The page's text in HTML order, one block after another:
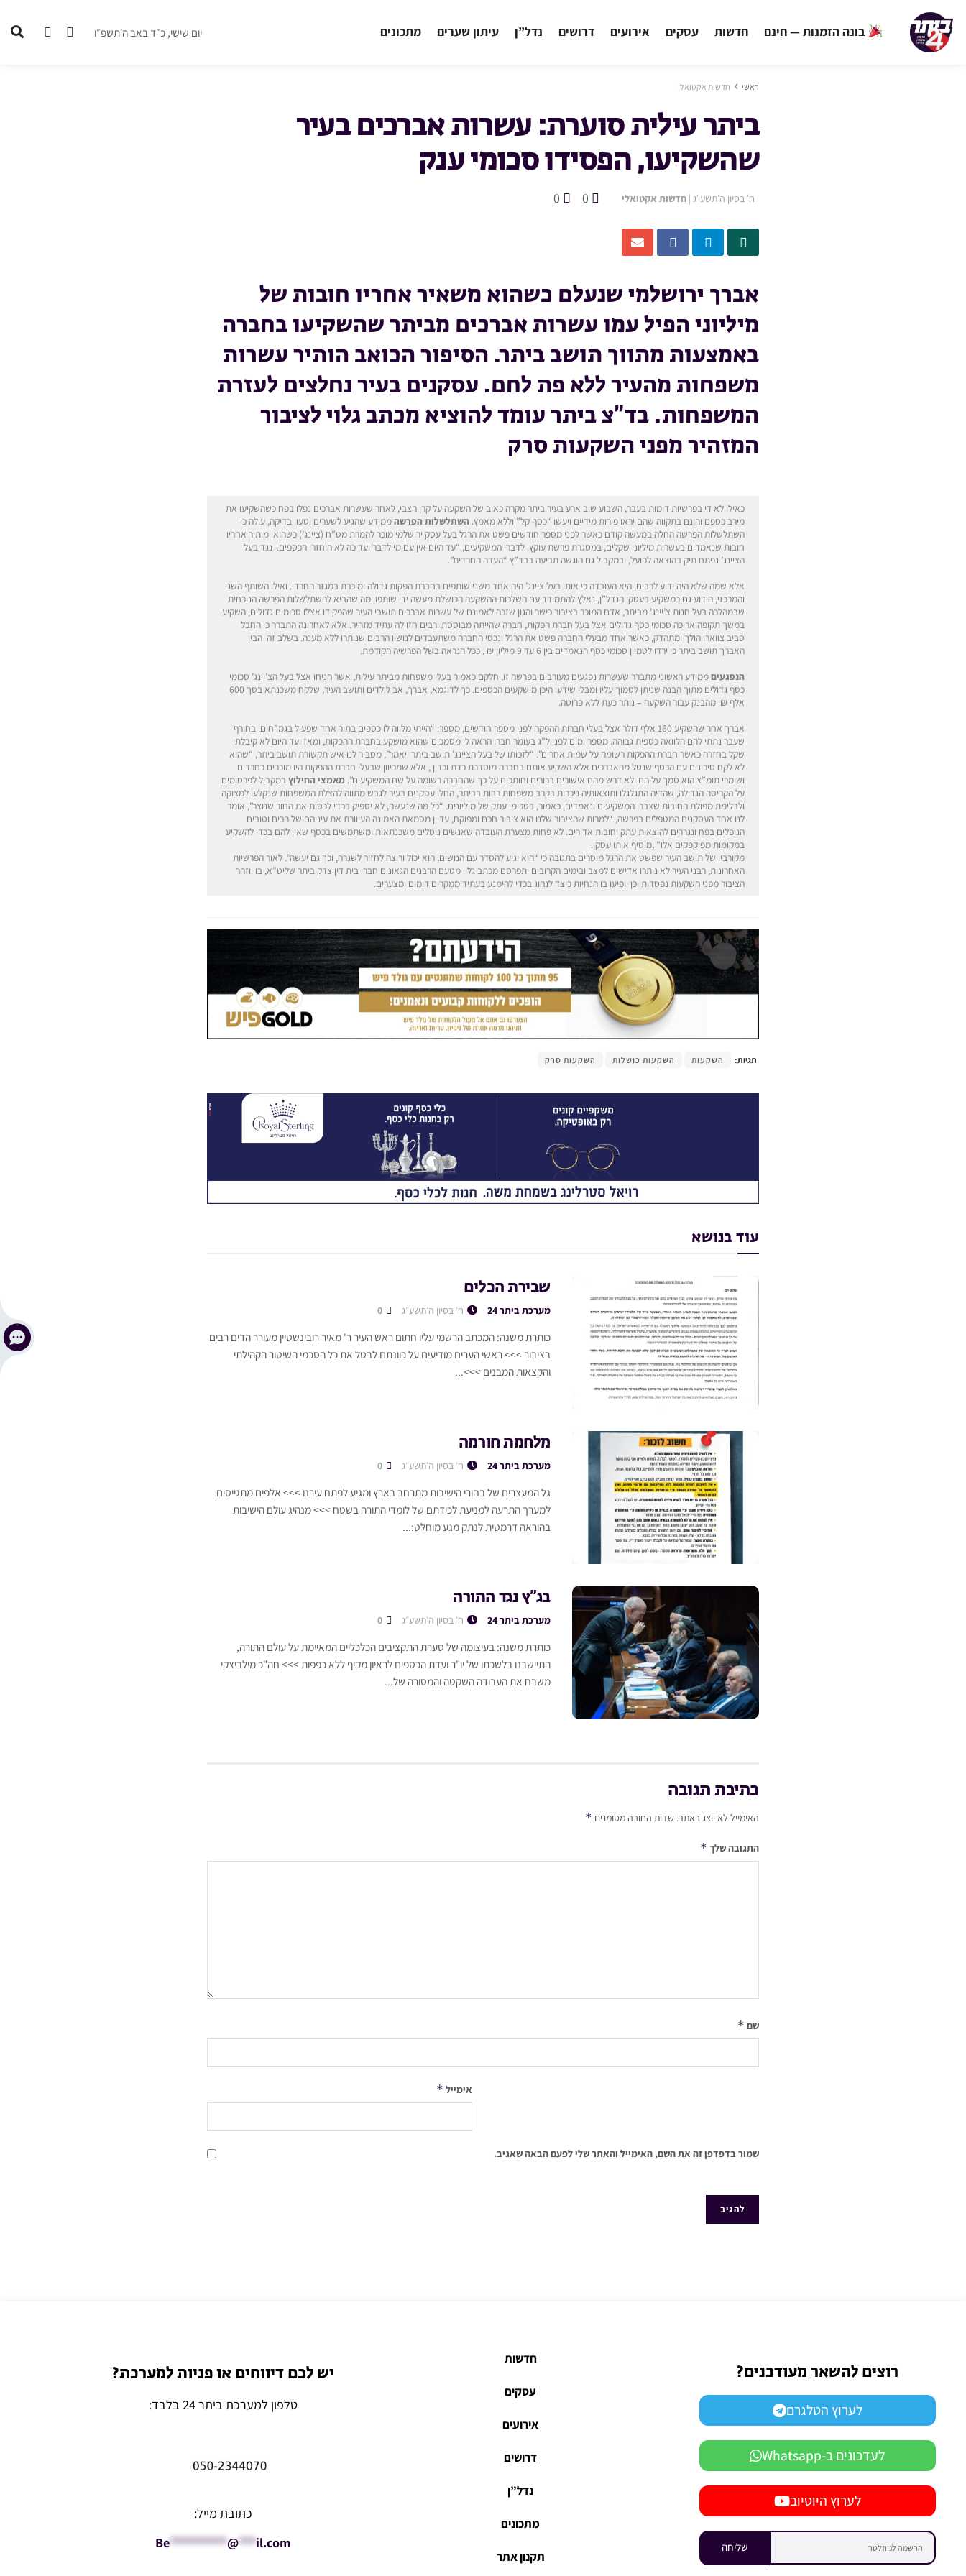
בונה הזמנות — חינם חדשות עסקים אירועים דרושים נדל”ן עיתון שערים מתכונים יום שישי, כ״ד באב ה׳תשפ״ו
ראשי חדשות אקטואלי
ביתר עילית סוערת: עשרות אברכים בעיר
שהשקיעו, הפסידו סכומי ענק
ח׳ בסיון ה׳תשע״ג | חדשות אקטואלי 0
0
אברך ירושלמי שנעלם כשהוא משאיר אחריו חובות של
מיליוני הפיל עמו עשרות אברכים מביתר שהשקיעו בחברה
באמצעות מתווך תושב ביתר. הסיפור הכואב הותיר עשרות
משפחות מהעיר ללא פת לחם. עסקנים בעיר נחלצים לעזרת
המשפחות. בד”צ ביתר עומד להוציא מכתב גלוי לציבור
המזהיר מפני השקעות סרק
כאילו לא די בפרשיות דומות בעבר, השבוע שוב ארע בעיר ביתר מקרה כאוב של השקעה על קרן הצבי, לאחר שעשרות אברכים נפלו בפח כשהשקיעו את
מירב כספם והונם בתקווה שהם יראו פירות מידיים ויעשו “כסף קל” וללא מאמץ. השתלשלות הפרשהממידע שהגיע לשערים וטעון בדיקה, עולה כי
השתלשלות הפרשה החלה במעשה קודם כאשר לפני מספר חודשים פשט את הרגל בעל עסק ירושלמי מוכר להמרת מט”ח (ציינג’) כשהוא מותיר אחריו
חובות שנאמדים בעשרות מיליוני שקלים, במסגרת פרשת עוקץ. לדברי המשקיעים, “עד היום אין עם מי לדבר ועד כה לא הוחזרו הכספים. נגד בעל
הציינג’ נפתח תיק בהוצאה לפועל, ובמקביל גם הוגשה תביעה בבד”ץ “העדה החרדית”.
אלא שמה שלא היה ידוע לרבים, היא העובדה כי אותו בעל ציינג’ היה אחד משני שותפים בחברת הפקות גדולה ומוכרת במגזר החרדי. ואילו השותף השני
והמרכזי, הידוע גם כמשקיע בעסקי הנדל”ן, נאלץ להתמודד עם השלכות ההשקעה הכושלת מעשה ידי שותפו, מה שהביא להשתלשלות הפרשה הנוכחית
שבמהלכה בעל חנות צ’יינג’ מביתר, אדם המוכר בציבור כישר והגון שזכה לאמונם של עשרות אברכים תושבי העיר שהפקידו אצלו סכומים גדולים, השקיע
במשך תקופה ארוכה סכומי כסף גדולים אצל בעל חברת הפקות, חברה שהייתה מבוססת ורבים חזו לה עתיד מזהיר. אלא לאחרונה התברר כי החבל
סביב צווארו הולך ומתהדק, כאשר אחד מבעלי החברה פשט את הרגל ונכסי החברה משתעבדים לנושיו הרבים שנותרו ללא מענה. בשלב זה הבין
האברך תושב ביתר כי ירדו לטמיון סכומי כסף הנאמדים בין 6 עד 9 מיליון ₪ , ככל הנראה בשל הפרשיה הקודמת.
הנפגעיםממידע ראשוני מתברר שעשרות נפגעים מעורבים בפרשה זו, חלקם כאמור בעלי משפחות מביתר עילית, אשר הניחו אצל בעל הצ’יינג’ סכומי
כסף גדולים מתוך הבנה שניתן לסמוך עליו ומבלי שידעו היכן מושקעים הכספים. כך לדוגמא, אברך, אב לילדים ותושב העיר, שלקח משכנתא בסך 600
אלף ₪ מהבנק עבור השקעה – נותר כעת ללא פרוטה.
אברך אחר שהשקיע 160 אלף דולר אצל בעלי חברות ההפקה לפני מספר חודשים, מספר: “הייתי מלווה לו כספים בתור אחד שפעיל בגמ”חים. בחורף
שעבר נתתי להם הלוואה כספית גבוהה. מספר ימים לפני ל”ג בעומר חברו הראה לי מסמכים שהוא מושקע בחברת ההפקות, ומאז ועד היום לא קיבלתי
שקל בחזרה כאשר חברת ההפקות רשומה על שמות אחרים”. “לזכותו של בעל הציינג’ תושב ביתר ייאמר”, מסביר לנו איש תקשורת תושב ביתר, “שהוא
לא לקח סיכונים עם הכסף שנטל מהאברכים אלא השקיע אותם בחברה מוסדרת כדת וכדין , אלא שמכיוון שבעלי חברת ההפקות היו מוכרים כחרדים
ושומרי תומ”צ הוא סמך עליהם ולא דרש מהם אישורים ברורים וחותכים על כך שהחברה רשומה על שם המשקיעים”. מאמצי החילוץ במקביל לפרסומים
על הקריסה הגדולה, שהדיה התגלגלו ותוצאותיה ניכרות בקרב משפחות רבות בביתר, החלו עסקנים בעיר לגבש מתווה להצלת המשפחות שנקלעו למצוקה
ולבלימת מפולת החובות שצברו המשקיעים ונאמדים, כאמור, בסכומי עתק של מיליונים. “כל מה שנעשה, לא יספיק בכדי לכסות את החור שנוצר”, אומר
לנו אחד העסקנים המטפלים בפרשה, “למרות שהציבור שלנו הוא ציבור חכם ומפוקח, עדיין מסמאת האמונה העיוורת את עיניהם של רבים וטובים
הנופלים בפח ונגררים להוצאות עתק וחובות אדירים. לא פחות מצערת העובדה שאנשים נוטלים משכנתאות ומשתמשים בכסף שאין להם בכדי להשקיע
במקומות מפוקפקים אלו” ,מוסיף אותו עסקן.
מקורביו של תושב העיר שפשט את הרגל מוסרים בתגובה כי “הוא יגיע להסדר עם הנושים, הוא יכול ורוצה לחזור לשגרה, וכך גם יעשה”. לאור הפרשיות
האחרונות, רבני העיר לא נותרו אדישים למצב ובימים הקרובים יתפרסם מכתב גלוי מטעם הרבנים הגאונים חברי בית דין צדק ביתר שליט”א, בו יוזהר
הציבור מפני השקעות נפסדות וכן יופיעו בו הנחיות כיצד לנהוג בכדי להימנע בעתיד ממקרים דומים ומצערים.
תגיות: השקעות השקעות כושלות השקעות סרק
עוד בנושא
שבירת הכלים
מערכת ביתר 24 ח׳ בסיון ה׳תשע״ג
כותרת משנה: המכתב הרשמי עליו חתום ראש העיר ר' מאיר רובינשטיין מעורר הדים רבים
בציבור >>> ראשי הערים מודיעים על כוונתם לבטל את כל הסכמי השיטור הקהילתי
והקצאות המבנים >>>...
מלחמת חורמה
מערכת ביתר 24 ח׳ בסיון ה׳תשע״ג
גל המעצרים של בחורי הישיבות מתרחב בארץ ומגיע לפתח עירנו >>> אלפים מתגייסים
למערך התרעה למניעת לכידתם של לומדי התורה בשטח >>> מנהיג עולם הישיבות
בהוראה דרמטית לנתק מגע מוחלט:...
בג”ץ נגד התורה
מערכת ביתר 24 ח׳ בסיון ה׳תשע״ג
כותרת משנה: בעיצומה של סערת התקציבים הכלכליים המאיימת על עולם התורה,
התיישבנו בלשכתו של יו"ר ועדת הכספים לראיון מקיף ללא כפפות >>> חה"כ מילביצקי
משבח את העבודה השקטה והמסורה של...
כתיבת תגובה
האימייל לא יוצג באתר. שדות החובה מסומנים *
התגובה שלך *
שם *
אימייל *
שמור בדפדפן זה את השם, האימייל והאתר שלי לפעם הבאה שאגיב.
רוצים להשאר מעודכנים?
לערוץ הטלגרם
לעדכונים ב-Whatsapp
לערוץ היוטיוב
שליחה
חדשות
עסקים
אירועים
דרושים
נדל”ן
מתכונים
תקנון אתר
יש לכם דיווחים או פניות למערכת?
טלפון למערכת ביתר 24 בלבד:
כתובת מייל:
Be**********@***il.com